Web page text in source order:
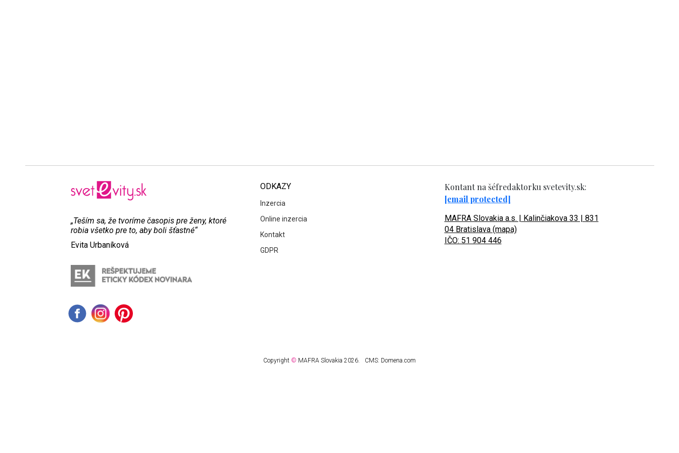
„Teším sa, že tvoríme časopis pre ženy, ktoré
robia všetko pre to, aby boli šťastné“
Evita Urbaníková
ODKAZY
Inzercia
Online inzercia
Kontakt
GDPR
Kontant na šéfredaktorku svetevity.sk:
[email protected]
MAFRA Slovakia a.s. | Kalinčiakova 33 | 831
04 Bratislava (mapa)
IČO: 51 904 446
Copyright © MAFRA Slovakia 2026. CMS: Domena.com